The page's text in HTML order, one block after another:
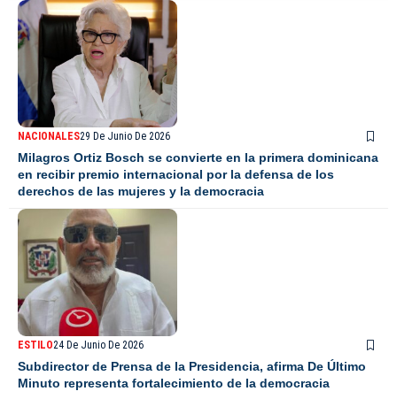
NACIONALES29 De Junio De 2026
Milagros Ortiz Bosch se convierte en la primera dominicana
en recibir premio internacional por la defensa de los
derechos de las mujeres y la democracia
ESTILO24 De Junio De 2026
Subdirector de Prensa de la Presidencia, afirma De Último
Minuto representa fortalecimiento de la democracia